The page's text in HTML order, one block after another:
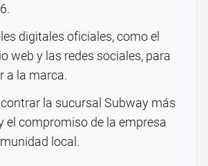
digitales oficiales, como el
web y las redes sociales, para
a la marca.
la sucursal Subway más
el compromiso de la empresa
local.